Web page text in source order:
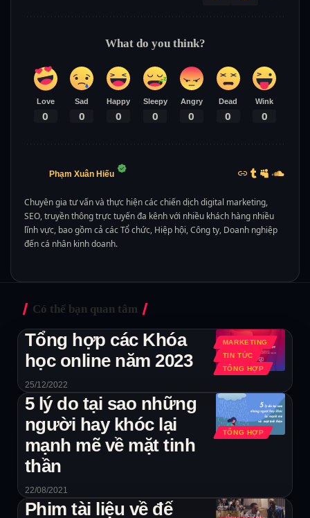
What do you think?
Love
0
Sad
0
Happy
0
Sleepy
0
Angry
0
Dead
0
Wink
0
Phạm Xuân Hiếu
Chuyên gia tư vấn và thực hiện các chiến dịch digital marketing,
SEO, truyền thông trực tuyến đa kênh với nhiều khách hàng nhiều
lĩnh vực, bao gồm cả các Tổ chức, Hiệp hội, Công ty, Doanh nghiệp
đến cá nhân kinh doanh.
Có thể bạn quan tâm
MARKETING
TIN TỨC
TỔNG HỢP
Tổng hợp các Khóa
học online năm 2023
25/12/2022
TỔNG HỢP
5 lý do tại sao những
người hay khóc lại
mạnh mẽ về mặt tinh
thần
22/08/2021
Phim tài liệu về đế